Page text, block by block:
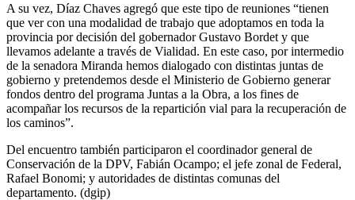
A su vez, Díaz Chaves agregó que este tipo de reuniones “tienen
que ver con una modalidad de trabajo que adoptamos en toda la
provincia por decisión del gobernador Gustavo Bordet y que
llevamos adelante a través de Vialidad. En este caso, por intermedio
de la senadora Miranda hemos dialogado con distintas juntas de
gobierno y pretendemos desde el Ministerio de Gobierno generar
fondos dentro del programa Juntas a la Obra, a los fines de
acompañar los recursos de la repartición vial para la recuperación de
los caminos”.
Del encuentro también participaron el coordinador general de
Conservación de la DPV, Fabián Ocampo; el jefe zonal de Federal,
Rafael Bonomi; y autoridades de distintas comunas del
departamento. (dgip)